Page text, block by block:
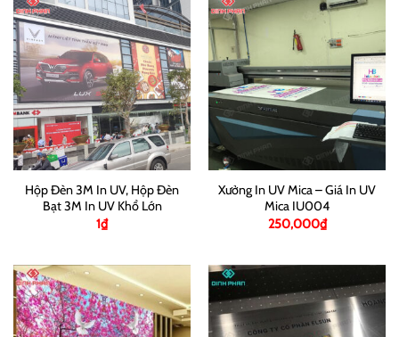
Hộp Đèn 3M In UV, Hộp Đèn
Bạt 3M In UV Khổ Lớn
1₫
Xưởng In UV Mica – Giá In UV
Mica IU004
250,000₫